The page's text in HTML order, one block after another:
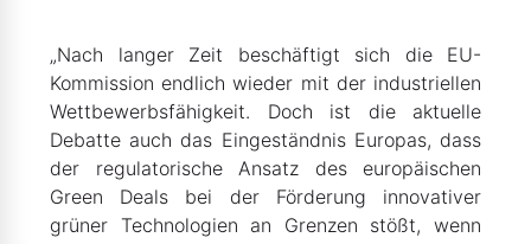
„Nach langer Zeit beschäftigt sich die EU-
Kommission endlich wieder mit der industriellen
Wettbewerbsfähigkeit. Doch ist die aktuelle
Debatte auch das Eingeständnis Europas, dass
der regulatorische Ansatz des europäischen
Green Deals bei der Förderung innovativer
grüner Technologien an Grenzen stößt, wenn